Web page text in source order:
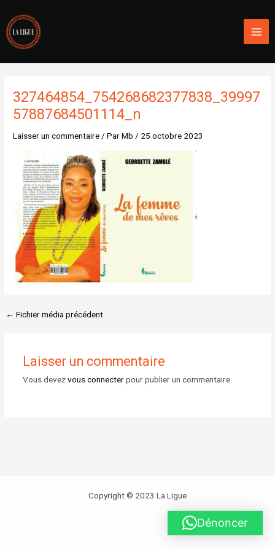
contenu
327464854_754268682377838_39997
57887684501114_n
Laisser un commentaire/ ParMb/ 25 octobre 2023
← Fichier média précédent
Laisser un commentaire
Vous devezvous connecterpour publier un commentaire.
Copyright © 2023 La Ligue
Dénoncer